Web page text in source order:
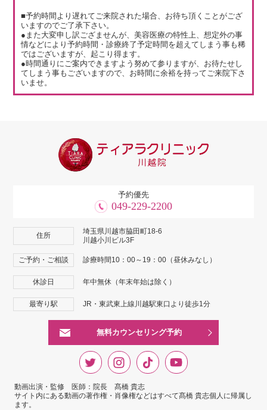
■予約時間より遅れてご来院された場合、お待ち頂くことがござ
いますのでご了承下さい。
●また大変申し訳ござませんが、美容医療の特性上、想定外の事
情などにより予約時間・診療終了予定時間を超えてしまう事も稀
ではございますが、起こり得ます。
●時間通りにご案内できますよう努めて参りますが、お待たせし
てしまう事もございますので、お時間に余裕を持ってご来院下さ
いませ。
予約優先
049-229-2200
住所
埼玉県川越市脇田町18-6
川越小川ビル3F
ご予約・ご相談 診療時間10：00～19：00（昼休みなし）
休診日 年中無休（年末年始は除く）
最寄り駅 JR・東武東上線川越駅東口より徒歩1分
無料カウンセリング予約
動画出演・監修 医師：院長 髙橋 貴志
サイト内にある動画の著作権・肖像権などはすべて髙橋 貴志個人に帰属し
ます。